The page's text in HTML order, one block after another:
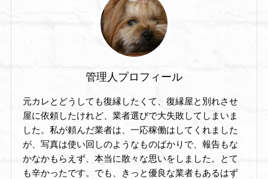
管理人プロフィール
元カレとどうしても復縁したくて、復縁屋と別れさせ
屋に依頼したけれど、業者選びで大失敗してしまいま
した。私が頼んだ業者は、一応稼働はしてくれました
が、写真は使い回しのようなものばかりで、報告もな
かなかもらえず、本当に散々な思いをしました。とて
も辛かったです。でも、きっと優良な業者もあるはず